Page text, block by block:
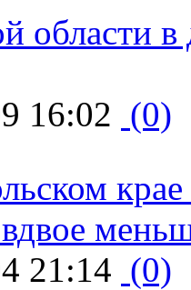
области в
16:02 (0)
21:14 (0)